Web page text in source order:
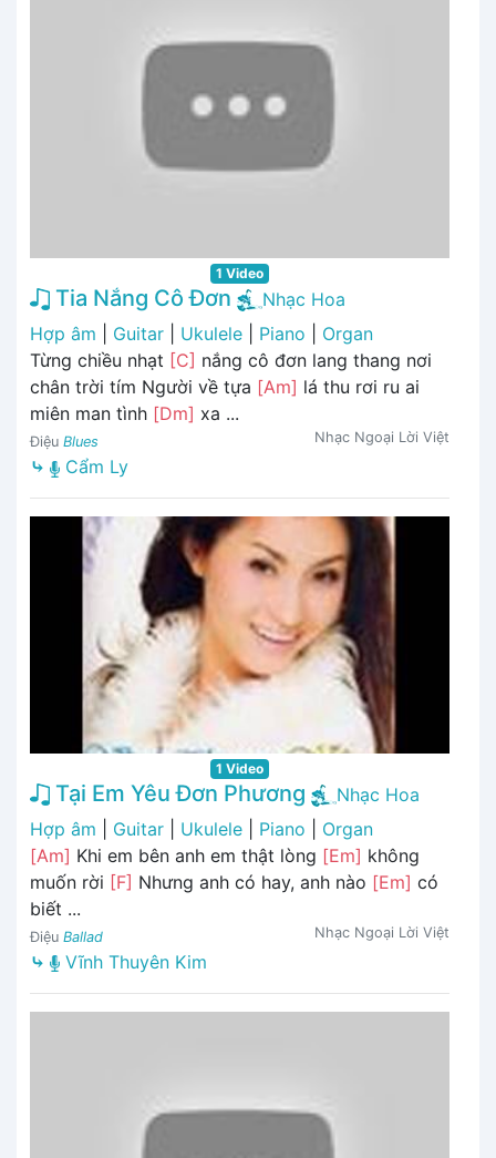
1 Video
Tia Nắng Cô Đơn
Nhạc Hoa
Hợp âm
Guitar Ukulele Piano
Organ
Từng chiều nhạt [C] nắng cô đơn lang thang nơi
chân trời tím Người về tựa [Am] lá thu rơi ru ai
miên man tình [Dm] xa ...
Điệu Blues Nhạc Ngoại Lời Việt
⤷ Cẩm Ly
1 Video
Tại Em Yêu Đơn Phương
Nhạc Hoa
Hợp âm
Guitar Ukulele Piano
Organ
[Am] Khi em bên anh em thật lòng [Em] không
muốn rời [F] Nhưng anh có hay, anh nào [Em] có
biết ...
Điệu Ballad Nhạc Ngoại Lời Việt
⤷ Vĩnh Thuyên Kim